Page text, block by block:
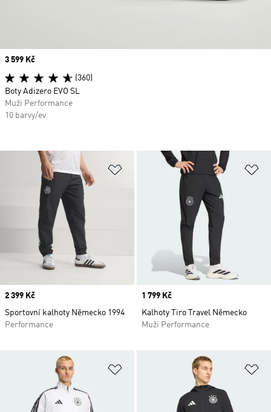
Přidat do seznamu přání
Price
2 399 Kč
Sportovní kalhoty Německo 1994
Performance
Price
1 799 Kč
Kalhoty Tiro Travel Německo
Muži Performance
Přidat do seznamu přání
Price
3 599 Kč
(360)
Boty Adizero EVO SL
Muži Performance
10 barvy/ev